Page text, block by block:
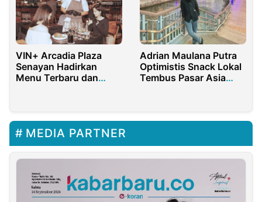
VIN+ Arcadia Plaza
Senayan Hadirkan
Menu Terbaru dan
Adrian Maulana Putra
Optimistis Snack Lokal
Tembus Pasar Asia
MEDIA PARTNER